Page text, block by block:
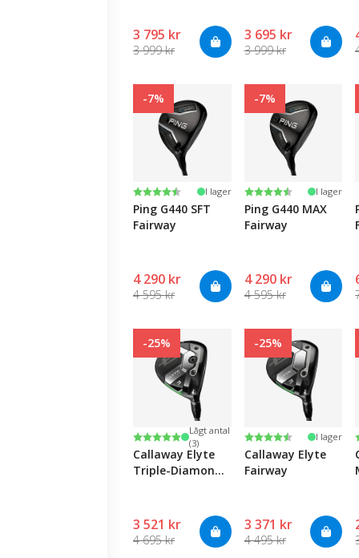
3 795 kr
3 999 kr
3 695 kr
3 999 kr
-7%
Betyg:
4.4 utav 5 stjärnor
I lager
Ping G440 SFT
Fairway
4 290 kr
4 595 kr
-7%
Betyg:
4.6 utav 5 stjärnor
I lager
Ping G440 MAX
Fairway
4 290 kr
4 595 kr
-25%
Betyg:
5.0 utav 5 stjärnor
Lågt antal
(3)
Callaway Elyte
Triple-Diamond
3 521 kr
4 695 kr
-25%
Betyg:
4.5 utav 5 stjärnor
I lager
Callaway Elyte
Fairway
3 371 kr
4 495 kr